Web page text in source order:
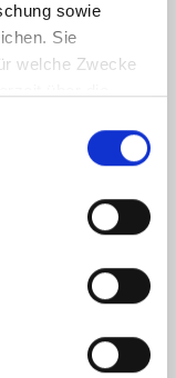
sowie
Sie
welche Zwecke
Lage
identifizieren
Daten